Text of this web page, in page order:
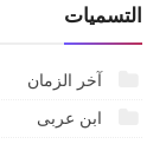
التسميات
آخر الزمان
ابن عربى